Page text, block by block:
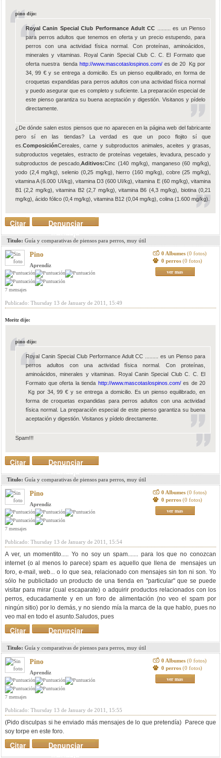
pino dijo:
Royal Canin Special Club Performance Adult CC ......... es un Pienso
para perros adultos que tenemos en oferta y un precio estupendo, para
perros con una actividad física normal. Con proteínas, aminoácidos,
minerales y vitaminas. Royal Canin Special Club C. C. El Formato que
oferta nuestra tienda http://www.mascotaslospinos.com/es de 20 Kg por
34, 99 € y se entrega a domicilio. Es un pienso equilibrado, en forma de
croquetas expandidas para perros adultos con una actividad física normal
y puedo asegurar que es completo y suficiente. La preparación especial de
este pienso garantiza su buena aceptación y digestión. Visitanos y pídelo
directamente.
¿De dónde salen estos piensos que no aparecen en la página web del fabricante
pero sí en las tiendas? La verdad es que un poco flojito sí que
es. ComposiciónCereales, carne y subproductos animales, aceites y grasas,
subproductos vegetales, estracto de proteínas vegetales, levadura, pescado y
subproductos de pescado,Aditivos:Cinc (140 mg/kg), manganeso (60 mg/kg),
yodo (2,4 mg/kg), selenio (0,25 mg/kg), hierro (160 mg/kg), cobre (25 mg/kg),
vitamina A (6.000 UI/kg), vitamina D3 (600 UI/kg), vitamina E (60 mg/kg), vitamina
B1 (2,2 mg/kg), vitamina B2 (2,7 mg/kg), vitamina B6 (4,3 mg/kg), biotina (0,21
mg/kg), ácido fólico (0,4 mg/kg), vitamina B12 (0,04 mg/kg), colina (1.600 mg/kg).
Denunciar
mensaje
Citar
Titulo: Guía y comparativas de piensos para perros, muy útil
Pino
Aprendiz
7 mensajes
0 Albumes (0 fotos)
0 perros (0 fotos)
ver mas
Publicado: Thursday 13 de January de 2011, 15:49
Moritz dijo:
pino dijo:
Royal Canin Special Club Performance Adult CC ......... es un Pienso para
perros adultos con una actividad física normal. Con proteínas,
aminoácidos, minerales y vitaminas. Royal Canin Special Club C. C. El
Formato que oferta la tienda http://www.mascotaslospinos.com/es de 20
Kg por 34, 99 € y se entrega a domicilio. Es un pienso equilibrado, en
forma de croquetas expandidas para perros adultos con una actividad
física normal. La preparación especial de este pienso garantiza su buena
aceptación y digestión. Visitanos y pídelo directamente.
Spam!!!
Denunciar
mensaje
Citar
Titulo: Guía y comparativas de piensos para perros, muy útil
Pino
Aprendiz
7 mensajes
0 Albumes (0 fotos)
0 perros (0 fotos)
ver mas
Publicado: Thursday 13 de January de 2011, 15:54
A ver, un momentito..... Yo no soy un spam....... para los que no conozcan
internet (o al menos lo parece) spam es aquello que llena de mensajes un
foro, e-mail, web... o lo que sea, relacionado con mensajes sin ton ni son. Yo
sólo he publicitado un producto de una tienda en "particular" que se puede
visitar para mirar (cual escaparate) o adquirir productos relacionados con los
perros, educadamente y en un foro de alimentación (no veo el spam por
ningún sitio) por lo demás, y no siendo mía la marca de la que hablo, pues no
veo mal en todo el asunto.Saludos, pues
Denunciar
mensaje
Citar
Titulo: Guía y comparativas de piensos para perros, muy útil
Pino
Aprendiz
7 mensajes
0 Albumes (0 fotos)
0 perros (0 fotos)
ver mas
Publicado: Thursday 13 de January de 2011, 15:55
(Pido disculpas si he enviado más mensajes de lo que pretendía) Parece que
soy torpe en este foro.
Denunciar
mensaje
Citar